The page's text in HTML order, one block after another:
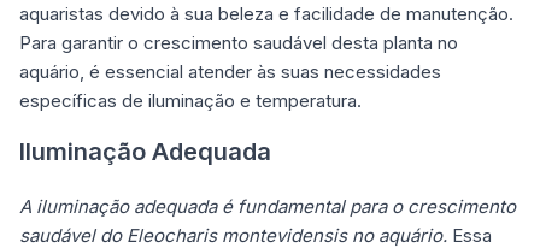
aquaristas devido à sua beleza e facilidade de manutenção.
Para garantir o crescimento saudável desta planta no
aquário, é essencial atender às suas necessidades
específicas de iluminação e temperatura.
Iluminação Adequada
A iluminação adequada é fundamental para o crescimento
saudável do Eleocharis montevidensis no aquário. Essa